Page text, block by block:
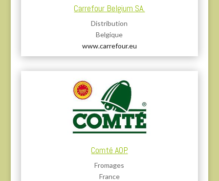
Carrefour Belgium SA.
Distribution
Belgique
www.carrefour.eu
Comté AOP.
Fromages
France